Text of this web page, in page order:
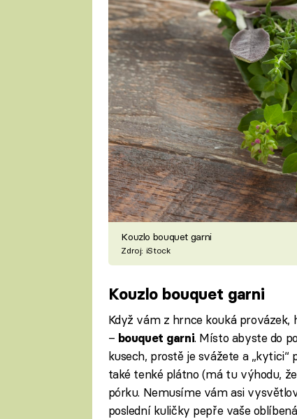
Kouzlo bouquet garni
Zdroj: iStock
Kouzlo bouquet garni
Když vám z hrnce kouká provázek,
– bouquet garni. Místo abyste do
kusech, prostě je svážete a
také tenké plátno (má tu výhodu,
pórku. Nemusíme vám asi
poslední kuličky pepře vaše